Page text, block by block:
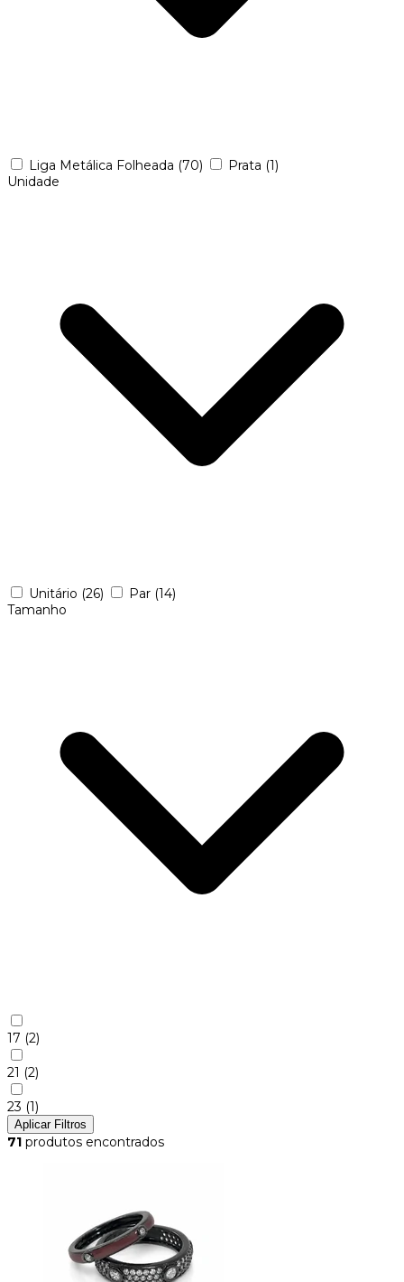
Liga Metálica Folheada (70) Prata (1)
Unidade
Unitário (26) Par (14)
Tamanho
17 (2)
21 (2)
23 (1)
Aplicar Filtros
71 produtos encontrados